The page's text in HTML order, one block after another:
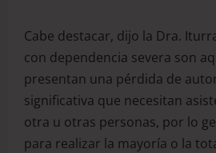
Cabe destacar, dijo la Dra.
con dependencia severa son
presentan una pérdida de
significativa que necesitan
otra u otras personas, por lo
para realizar la mayoría o la